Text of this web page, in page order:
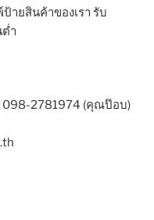
ายสินค้าของเรา รับ
ำ
098-2781974 (คุณป๊อบ)